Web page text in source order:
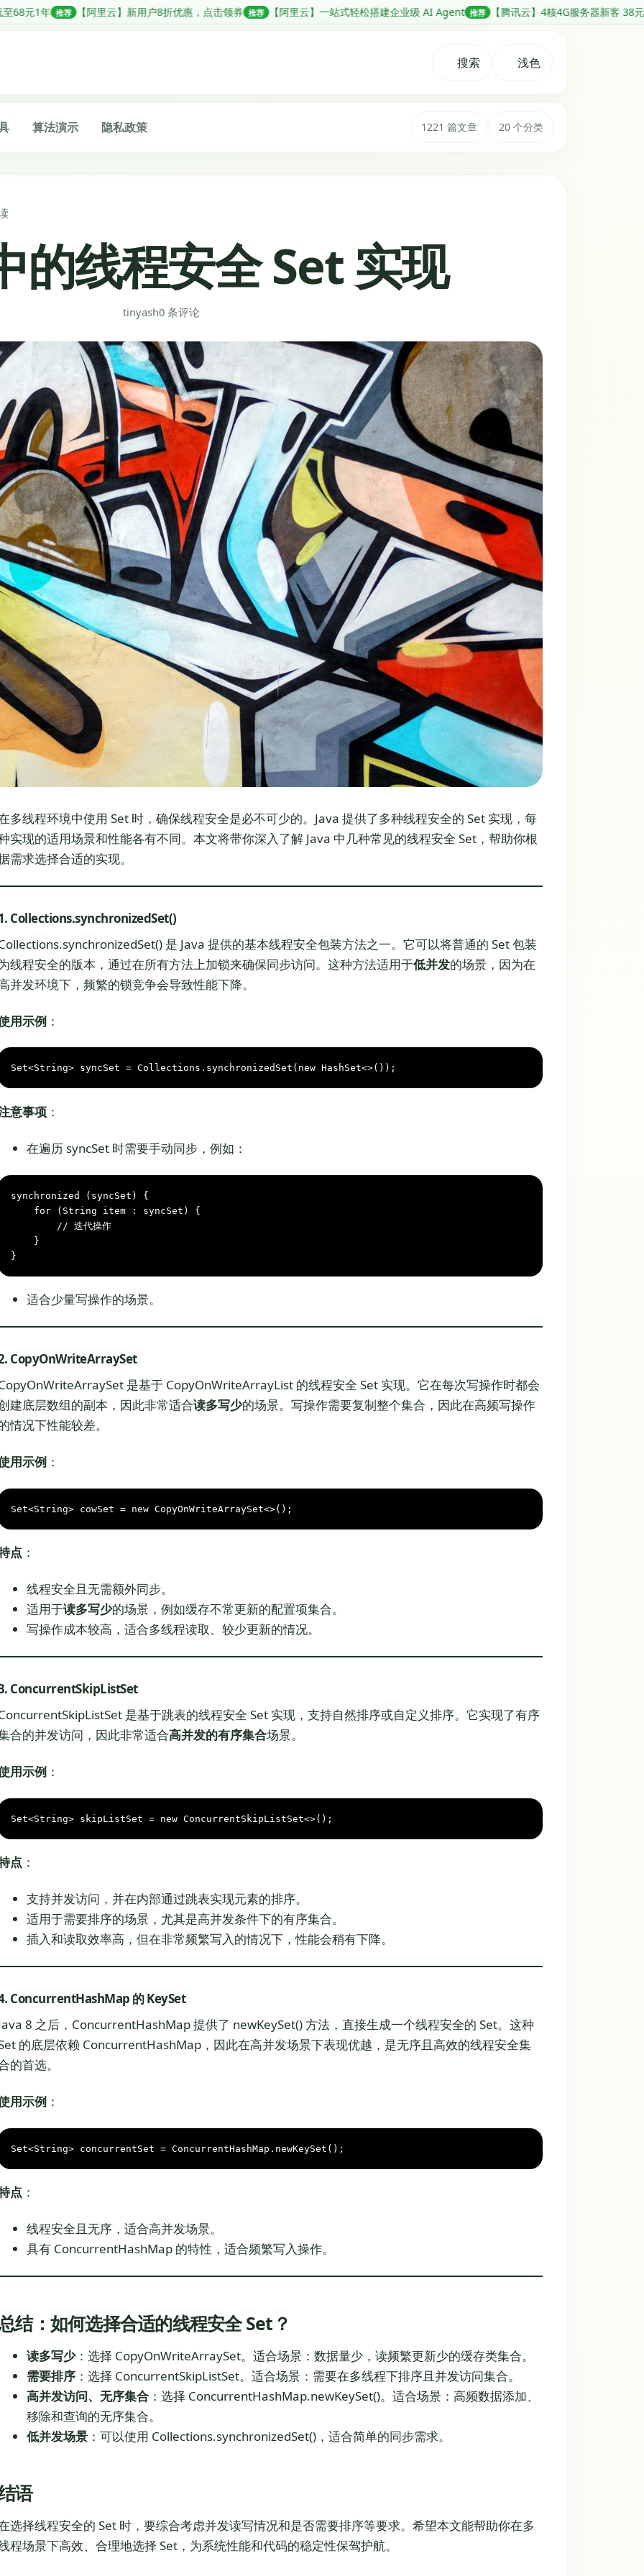
云】新用户8折优惠，点击领券 推荐 【阿里云】一站式轻松搭建企业级 AI Agent 推荐 【腾讯云】4核4G服务器新客 38元/年起，香港地域服务
搜索 浅色
算法演示 隐私政策 1221 篇文章 20 个分类
的线程安全 Set 实现
tinyash0 条评论
多线程环境中使用 Set 时，确保线程安全是必不可少的。Java 提供了多种线程安全的 Set 实现，每
实现的适用场景和性能各有不同。本文将带你深入了解 Java 中几种常见的线程安全 Set，帮助你根
需求选择合适的实现。
Collections.synchronizedSet()
是 Java 提供的基本线程安全包装方法之一。它可以将普通的 Set 包装
线程安全的版本，通过在所有方法上加锁来确保同步访问。这种方法适用于低并发的场景，因为在
并发环境下，频繁的锁竞争会导致性能下降。
用示例 ：
Set<String> syncSet = Collections.synchronizedSet( new HashSet<>());
意事项 ：
在遍历 syncSet 时需要手动同步，例如：
synchronized
(syncSet) {
for (String item : syncSet) {
// 迭代操作
}
适合少量写操作的场景。
CopyOnWriteArraySet
是基于 CopyOnWriteArrayList 的线程安全 Set 实现。它在每次写操作时都会
建底层数组的副本，因此非常适合读多写少的场景。写操作需要复制整个集合，因此在高频写操作
情况下性能较差。
用示例 ：
Set<String> cowSet = new CopyOnWriteArraySet<>();
点 ：
线程安全且无需额外同步。
适用于读多写少的场景，例如缓存不常更新的配置项集合。
写操作成本较高，适合多线程读取、较少更新的情况。
ConcurrentSkipListSet
是基于跳表的线程安全 Set 实现，支持自然排序或自定义排序。它实现了有序
合的并发访问，因此非常适合高并发的有序集合场景。
用示例 ：
Set<String> skipListSet = new ConcurrentSkipListSet<>();
点 ：
支持并发访问，并在内部通过跳表实现元素的排序。
适用于需要排序的场景，尤其是高并发条件下的有序集合。
插入和读取效率高，但在非常频繁写入的情况下，性能会稍有下降。
ConcurrentHashMap 的 KeySet
8 之后，ConcurrentHashMap 提供了 newKeySet() 方法，直接生成一个线程安全的 Set。这种
的底层依赖 ConcurrentHashMap，因此在高并发场景下表现优越，是无序且高效的线程安全集
的首选。
用示例 ：
Set<String> concurrentSet = ConcurrentHashMap.newKeySet();
点 ：
线程安全且无序，适合高并发场景。
具有 ConcurrentHashMap 的特性，适合频繁写入操作。
结：如何选择合适的线程安全 Set？
读多写少：选择 CopyOnWriteArraySet。适合场景：数据量少，读频繁更新少的缓存类集合。
需要排序 ：选择 ConcurrentSkipListSet。适合场景：需要在多线程下排序且并发访问集合。
高并发访问、无序集合 ：选择 ConcurrentHashMap.newKeySet()。适合场景：高频数据添加、
移除和查询的无序集合。
低并发场景 ：可以使用 Collections.synchronizedSet()，适合简单的同步需求。
语
选择线程安全的 Set 时，要综合考虑并发读写情况和是否需要排序等要求。希望本文能帮助你在多
程场景下高效、合理地选择 Set，为系统性能和代码的稳定性保驾护航。